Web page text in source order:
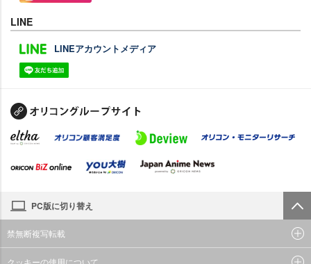
LINE
LINEアカウントメディア
PC版に切り替え
禁無断複写転載
クッキーの使用について